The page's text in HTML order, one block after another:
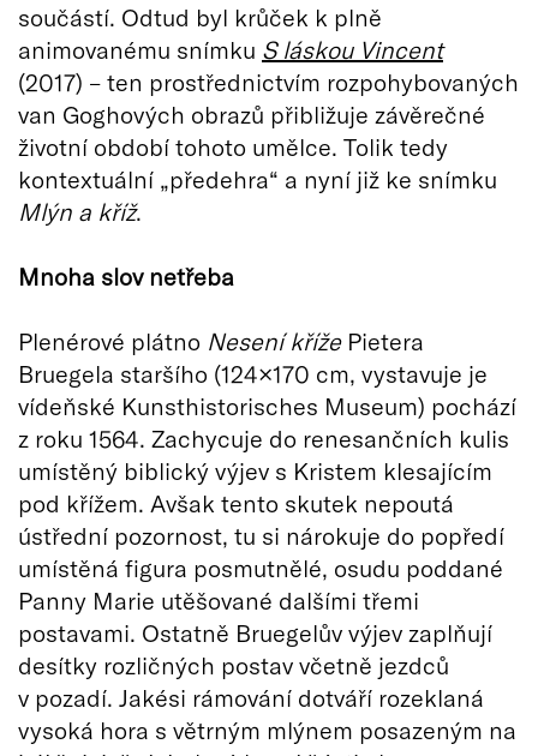
součástí. Odtud byl krůček k plně
animovanému snímku S láskou Vincent
(2017) – ten prostřednictvím rozpohybovaných
van Goghových obrazů přibližuje závěrečné
životní období tohoto umělce. Tolik tedy
kontextuální „předehra“ a nyní již ke snímku
Mlýn a kříž.
Mnoha slov netřeba
Plenérové plátno Nesení křížePietera
Bruegela staršího (124×170 cm, vystavuje je
vídeňské Kunsthistorisches Museum) pochází
z roku 1564. Zachycuje do renesančních kulis
umístěný biblický výjev s Kristem klesajícím
pod křížem. Avšak tento skutek nepoutá
ústřední pozornost, tu si nárokuje do popředí
umístěná figura posmutnělé, osudu poddané
Panny Marie utěšované dalšími třemi
postavami. Ostatně Bruegelův výjev zaplňují
desítky rozličných postav včetně jezdců
v pozadí. Jakési rámování dotváří rozeklaná
vysoká hora s větrným mlýnem posazeným na